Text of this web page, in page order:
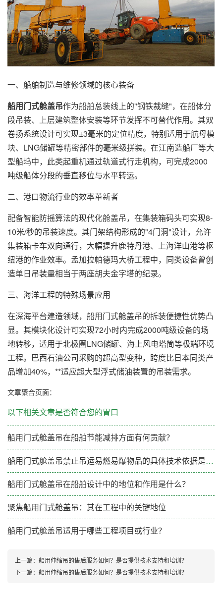
一、船舶制造与维修领域的核心装备
船用门式舱盖吊作为船舶总装线上的"钢铁裁缝"，在船体分
段吊装、上层建筑整体安装等环节发挥不可替代作用。其双
卷扬系统设计可实现±3毫米的定位精度，特别适用于航母模
块、LNG储罐等精密部件的毫米级拼装。在江南造船厂等大
型船坞中，此类起重机通过轨道式行走机构，可完成2000
吨级船体分段的垂直移位与水平转运。
二、港口物流行业的效率革新者
配备智能防摇算法的现代化舱盖吊，在集装箱码头可实现8-
10米/秒的吊装速度。其门架结构形成的"4门洞"设计，允许
集装箱卡车双向通行，大幅提升鹿特丹港、上海洋山港等枢
纽港的作业效率。孟加拉帕德玛大桥工程中，同类设备曾创
造单日吊装量相当于两座胡夫金字塔的纪录。
三、海洋工程的特殊场景应用
在深海平台建造领域，船用门式舱盖吊的拆装便捷性优势凸
显。其模块化设计可实现72小时内完成2000吨级设备的场
地转移，适用于北极圈LNG储罐、海上风电塔筒等极端环境
工程。巴西石油公司采购的超高型变种，跨度比日本同类产
品增加40%，**适应超大型浮式储油装置的吊装需求。
文章聚合页面：
以下相关文章是否符合您的胃口
船用门式舱盖吊在船舶节能减排方面有何贡献？
船用门式舱盖吊禁止吊运易燃易爆物品的具体技术依据是什么?
船用门式舱盖吊在船舶设计中的地位和作用是什么？
聚焦船用门式舱盖吊：其在工程中的关键地位
船用门式舱盖吊适用于哪些工程项目或行业？
上一篇： 船用伸缩吊的售后服务如何？是否提供技术支持和培训？
下一篇： 船用伸缩吊的售后服务如何？是否提供技术支持和培训？